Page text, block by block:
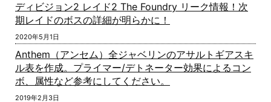
ディビジョン2 レイド2 The Foundry リーク情報！次
期レイドのボスの詳細が明らかに！
2020年5月1日
Anthem（アンセム）全ジャベリンのアサルトギアスキ
ル表を作成。プライマー/デトネーター効果によるコン
ボ、属性など参考にしてください。
2019年2月3日